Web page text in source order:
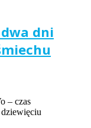
dni
– czas